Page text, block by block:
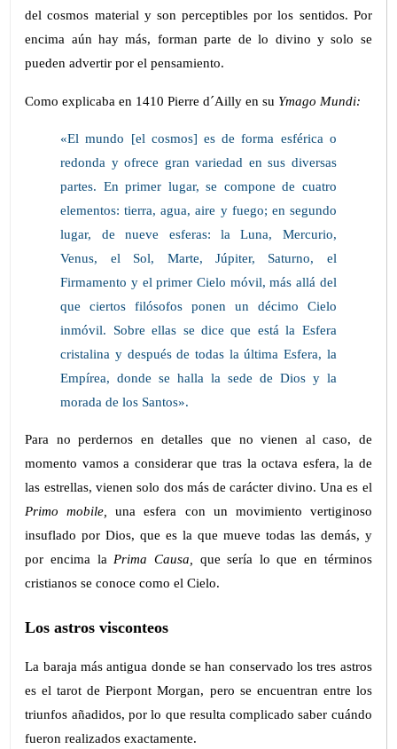
del cosmos material y son perceptibles por los sentidos. Por
encima aún hay más, forman parte de lo divino y solo se
pueden advertir por el pensamiento.
Como explicaba en 1410 Pierre d´Ailly en su Ymago Mundi:
«El mundo [el cosmos] es de forma esférica o
redonda y ofrece gran variedad en sus diversas
partes. En primer lugar, se compone de cuatro
elementos: tierra, agua, aire y fuego; en segundo
lugar, de nueve esferas: la Luna, Mercurio,
Venus, el Sol, Marte, Júpiter, Saturno, el
Firmamento y el primer Cielo móvil, más allá del
que ciertos filósofos ponen un décimo Cielo
inmóvil. Sobre ellas se dice que está la Esfera
cristalina y después de todas la última Esfera, la
Empírea, donde se halla la sede de Dios y la
morada de los Santos».
Para no perdernos en detalles que no vienen al caso, de
momento vamos a considerar que tras la octava esfera, la de
las estrellas, vienen solo dos más de carácter divino. Una es el
Primo mobile,
una esfera con un movimiento vertiginoso
insuflado por Dios, que es la que mueve todas las demás, y
por encima la Prima Causa,
que sería lo que en términos
cristianos se conoce como el Cielo.
Los astros visconteos
La baraja más antigua donde se han conservado los tres astros
es el tarot de Pierpont Morgan, pero se encuentran entre los
triunfos añadidos, por lo que resulta complicado saber cuándo
fueron realizados exactamente.